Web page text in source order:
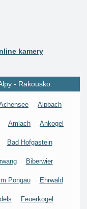
kamery
- Rakousko:
Alpbach
Amlach Ankogel
Bad Hofgastein
Biberwier
Pongau Ehrwald
Feuerkogel